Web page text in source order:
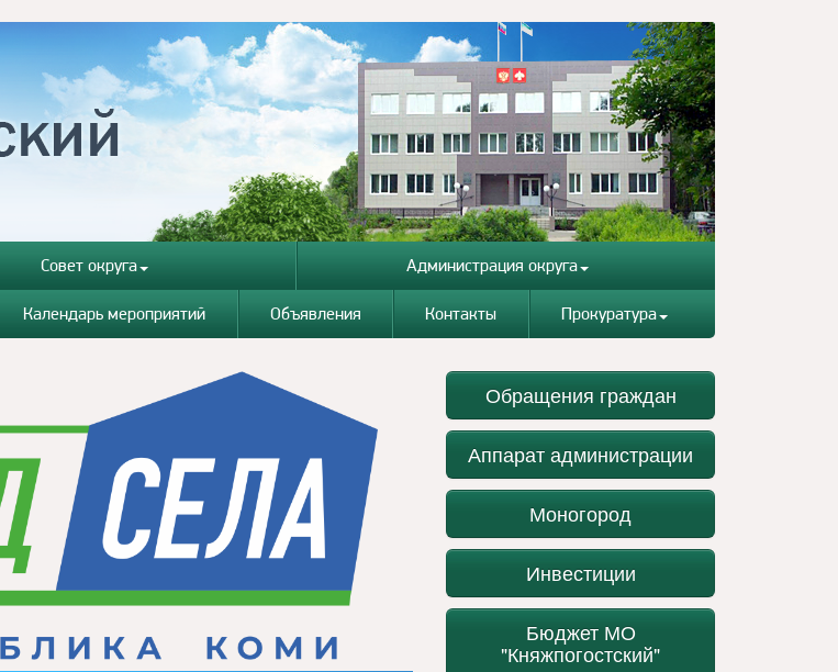
Совет округа Администрация округа
Календарь мероприятий Объявления Контакты Прокуратура
Обращения граждан
Аппарат администрации
Моногород
Инвестиции
Бюджет МО
"Княжпогостский"